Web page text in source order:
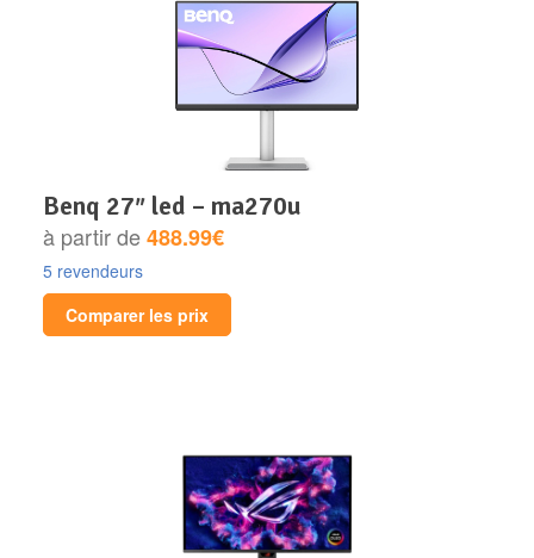
benq 27″ led – ma270u
à partir de488.99€
5 revendeurs
Comparer les prix